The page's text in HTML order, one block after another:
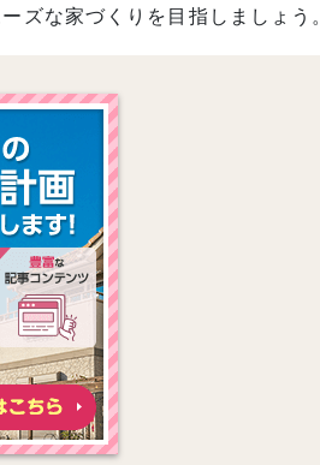
ズな家づくりを目指しましょう。